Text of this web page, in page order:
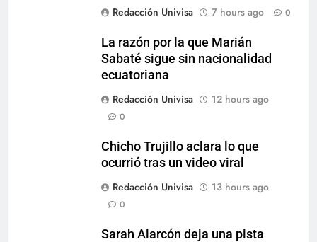
Redacción Univisa
7 hours ago 0
La razón por la que Marián
Sabaté sigue sin nacionalidad
ecuatoriana
Redacción Univisa
12 hours ago
0
Chicho Trujillo aclara lo que
ocurrió tras un video viral
Redacción Univisa
13 hours ago
0
Sarah Alarcón deja una pista